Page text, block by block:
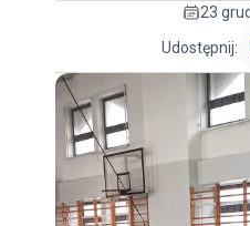
WYDARZENIA
23
Udostępnij: